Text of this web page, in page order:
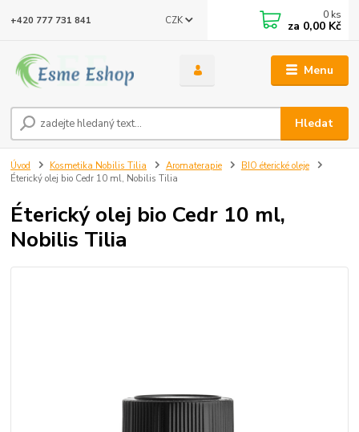
Menu
CZK
Hledat
+420 777 731 841 0 ks
za 0,00 Kč
Úvod Kosmetika Nobilis Tilia Aromaterapie
BIO éterické oleje
Éterický olej bio Cedr 10 ml, Nobilis Tilia
Éterický olej bio Cedr 10 ml,
Nobilis Tilia